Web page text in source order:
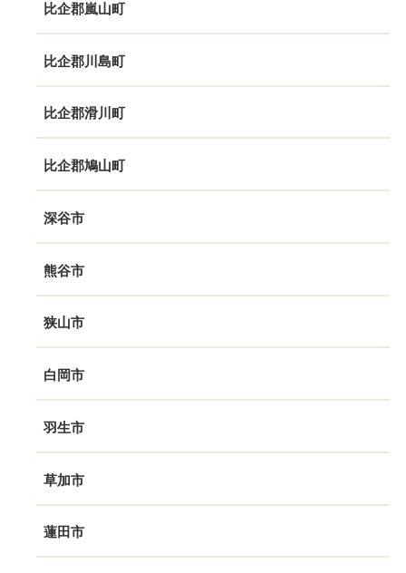
比企郡嵐山町
比企郡川島町
比企郡滑川町
比企郡鳩山町
深谷市
熊谷市
狭山市
白岡市
羽生市
草加市
蓮田市